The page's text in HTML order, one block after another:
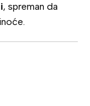
, spreman da